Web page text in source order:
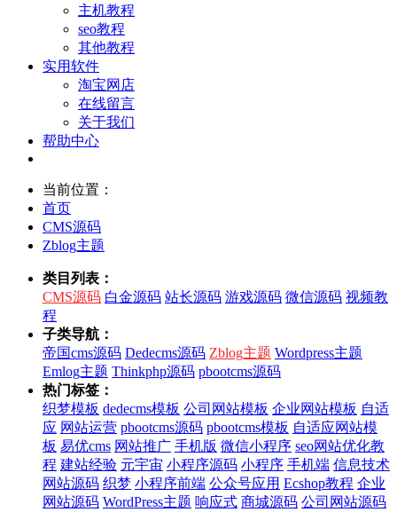
主机教程
seo教程
其他教程
实用软件
淘宝网店
在线留言
关于我们
帮助中心
当前位置：
首页
CMS源码
Zblog主题
类目列表：
CMS源码 白金源码 站长源码 游戏源码 微信源码 视频教
程
子类导航：
帝国cms源码 Dedecms源码 Zblog主题 Wordpress主题
Emlog主题 Thinkphp源码 pbootcms源码
热门标签：
织梦模板 dedecms模板 公司网站模板 企业网站模板 自适
应 网站运营 pbootcms源码 pbootcms模板 自适应网站模
板 易优cms 网站推广 手机版 微信小程序 seo网站优化教
程 建站经验 元宇宙 小程序源码 小程序 手机端 信息技术
网站源码 织梦 小程序前端 公众号应用 Ecshop教程 企业
网站源码 WordPress主题 响应式 商城源码 公司网站源码